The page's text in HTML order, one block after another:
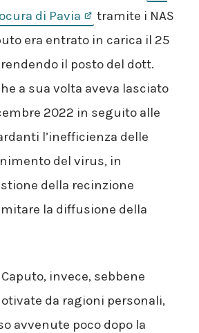
di Pavia
tramite i NAS
era entrato in carica il 25
il posto del dott.
a sua volta aveva lasciato
2022 in seguito alle
l’inefficienza delle
del virus, in
della recinzione
la diffusione della
invece, sebbene
da ragioni personali,
avvenute poco dopo la